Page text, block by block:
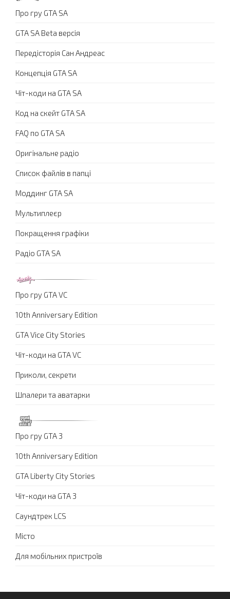
Про гру GTA SA
GTA SA Beta версія
Передісторія Сан Андреас
Концепція GTA SA
Чіт-коди на GTA SA
Код на скейт GTA SA
FAQ по GTA SA
Оригінальне радіо
Список файлів в папці
Моддинг GTA SA
Мультиплеєр
Покращення графіки
Радіо GTA SA
Про гру GTA VC
10th Anniversary Edition
GTA Vice City Stories
Чіт-коди на GTA VC
Приколи, секрети
Шпалери та аватарки
Про гру GTA 3
10th Anniversary Edition
GTA Liberty City Stories
Чіт-коди на GTA 3
Саундтрек LCS
Місто
Для мобільних пристроїв